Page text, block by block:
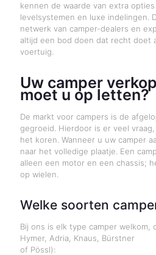
kennen de waarde van extra
levelsystemen en luxe indelingen.
netwerk van camper-dealers en
altijd een bod doen dat recht doet
voertuig.
Uw camper
moet u op letten?
De markt voor campers is de
gegroeid. Hierdoor is er veel
het koren. Wanneer u uw camper
naar het volledige plaatje. Een
alleen een motor en een chassis;
op wielen.
Welke soorten
Bij ons is elk type camper welkom,
Hymer, Adria, Knaus, Bürstner
of Pössl):